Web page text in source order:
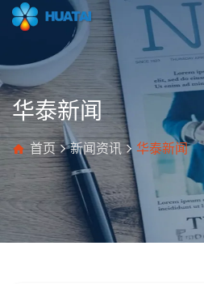
华泰新闻
首页 新闻资讯 华泰新闻